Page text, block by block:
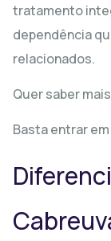
tratamento
dependência
relacionados.
Quer saber
Basta entrar